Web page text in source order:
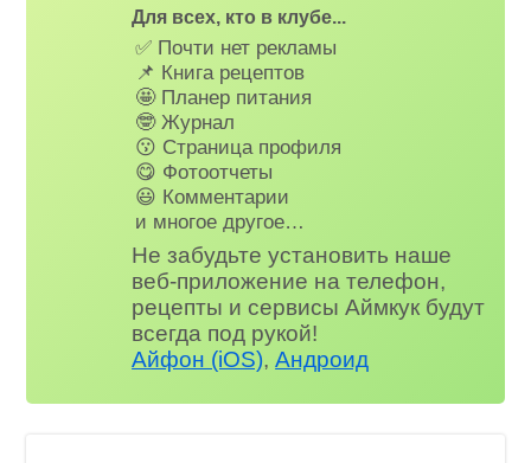
Для всех, кто в клубе...
✅ Почти нет рекламы
📌 Книга рецептов
🤩 Планер питания
🤓 Журнал
😗 Страница профиля
😋 Фотоотчеты
😃 Комментарии
и многое другое…
Не забудьте установить наше
веб-приложение на телефон,
рецепты и сервисы Аймкук будут
всегда под рукой!
Айфон (iOS),Андроид